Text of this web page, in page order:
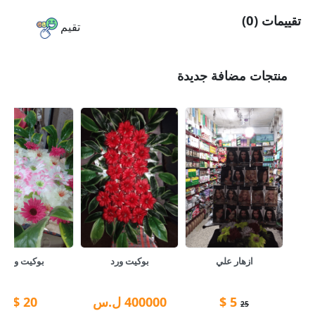
تقيم تقييمات (0)
منتجات مضافة جديدة
ازهار علي
25
5
$
بوكيت ورد
400000 ل.س
بوكيت ورد
20
$